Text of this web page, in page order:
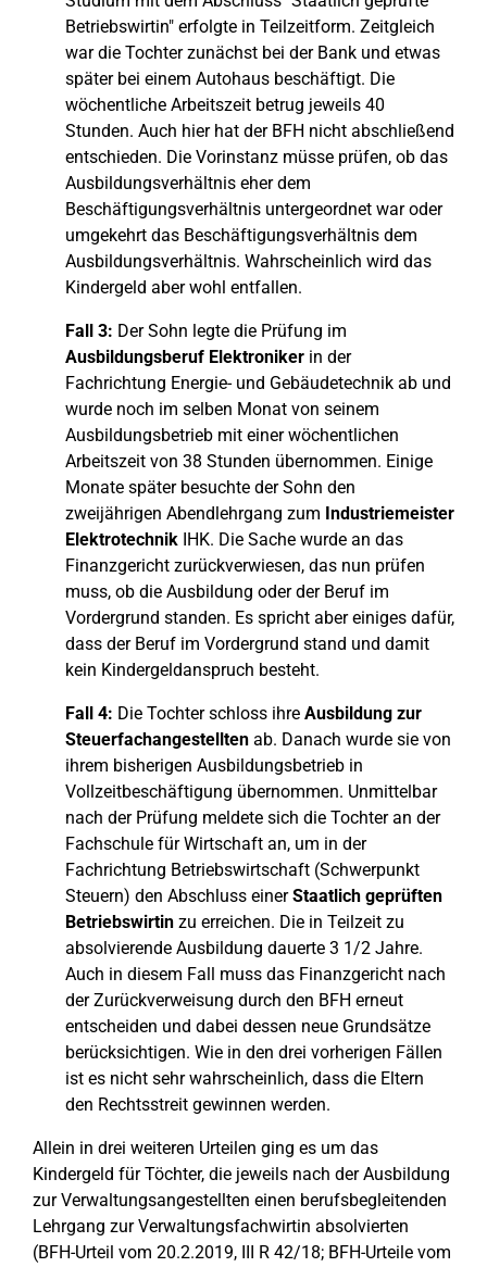
Betriebswirtin" erfolgte in Teilzeitform. Zeitgleich
war die Tochter zunächst bei der Bank und etwas
später bei einem Autohaus beschäftigt. Die
wöchentliche Arbeitszeit betrug jeweils 40
Stunden. Auch hier hat der BFH nicht abschließend
entschieden. Die Vorinstanz müsse prüfen, ob das
Ausbildungsverhältnis eher dem
Beschäftigungsverhältnis untergeordnet war oder
umgekehrt das Beschäftigungsverhältnis dem
Ausbildungsverhältnis. Wahrscheinlich wird das
Kindergeld aber wohl entfallen.
Fall 3: Der Sohn legte die Prüfung im
Ausbildungsberuf Elektroniker in der
Fachrichtung Energie- und Gebäudetechnik ab und
wurde noch im selben Monat von seinem
Ausbildungsbetrieb mit einer wöchentlichen
Arbeitszeit von 38 Stunden übernommen. Einige
Monate später besuchte der Sohn den
zweijährigen Abendlehrgang zum Industriemeister
Elektrotechnik IHK. Die Sache wurde an das
Finanzgericht zurückverwiesen, das nun prüfen
muss, ob die Ausbildung oder der Beruf im
Vordergrund standen. Es spricht aber einiges dafür,
dass der Beruf im Vordergrund stand und damit
kein Kindergeldanspruch besteht.
Fall 4: Die Tochter schloss ihre Ausbildung zur
Steuerfachangestellten ab. Danach wurde sie von
ihrem bisherigen Ausbildungsbetrieb in
Vollzeitbeschäftigung übernommen. Unmittelbar
nach der Prüfung meldete sich die Tochter an der
Fachschule für Wirtschaft an, um in der
Fachrichtung Betriebswirtschaft (Schwerpunkt
Steuern) den Abschluss einerStaatlich geprüften
Betriebswirtin zu erreichen. Die in Teilzeit zu
absolvierende Ausbildung dauerte 3 1/2 Jahre.
Auch in diesem Fall muss das Finanzgericht nach
der Zurückverweisung durch den BFH erneut
entscheiden und dabei dessen neue Grundsätze
berücksichtigen. Wie in den drei vorherigen Fällen
ist es nicht sehr wahrscheinlich, dass die Eltern
den Rechtsstreit gewinnen werden.
Allein in drei weiteren Urteilen ging es um das
Kindergeld für Töchter, die jeweils nach der Ausbildung
zur Verwaltungsangestellten einen berufsbegleitenden
Lehrgang zur Verwaltungsfachwirtin absolvierten
(BFH-Urteil vom 20.2.2019, III R 42/18; BFH-Urteile vom